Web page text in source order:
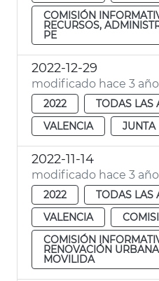
COMISIÓN
RECURSOS,
PE
2022-12-29
modificado hace 3
2022
TODAS LAS
VALENCIA
JUNTA
2022-11-14
modificado hace 3
2022
TODAS LAS
VALENCIA
COMISIÓN
RENOVACIÓN
MOVILIDA